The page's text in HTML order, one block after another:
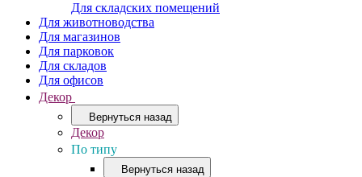
Для складских помещений
Для животноводства
Для магазинов
Для парковок
Для складов
Для офисов
Декор
Вернуться назад
Декор
По типу
Вернуться назад